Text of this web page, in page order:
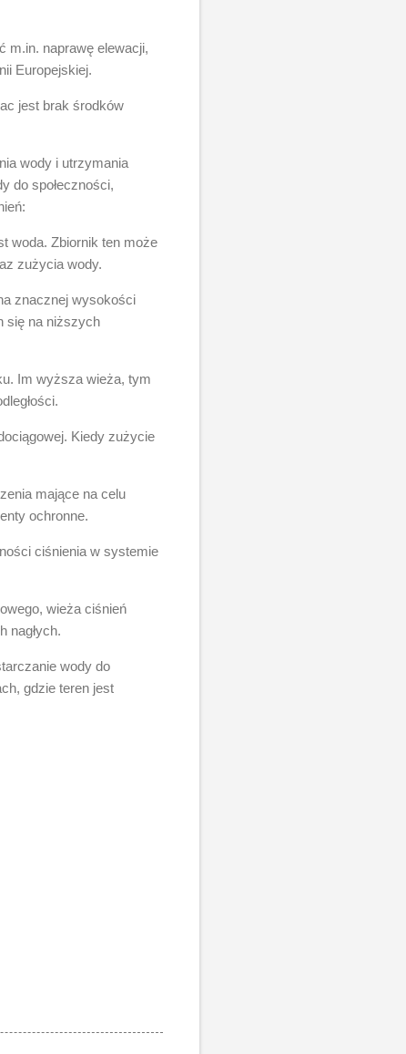
m.in. naprawę elewacji,
Europejskiej.
jest brak środków
wody i utrzymania
do społeczności,
woda. Zbiornik ten może
zużycia wody.
znacznej wysokości
się na niższych
Im wyższa wieża, tym
Kiedy zużycie
mające na celu
ochronne.
ciśnienia w systemie
wieża ciśnień
nagłych.
wody do
gdzie teren jest